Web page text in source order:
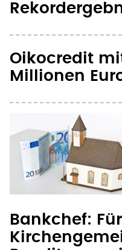
Oikocredit
Millionen
Bankchef: Für